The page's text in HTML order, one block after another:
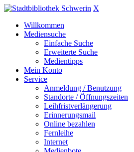
X
Willkommen
Mediensuche
Einfache Suche
Erweiterte Suche
Medientipps
Mein Konto
Service
Anmeldung / Benutzung
Standorte / Öffnungszeiten
Leihfristverlängerung
Erinnerungsmail
Online bezahlen
Fernleihe
Internet